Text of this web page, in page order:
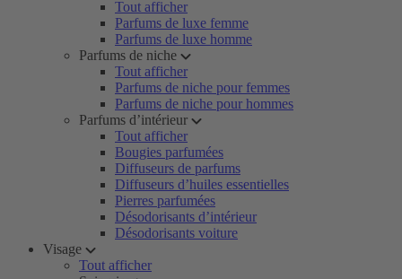
Tout afficher
Parfums de luxe femme
Parfums de luxe homme
Parfums de niche
Tout afficher
Parfums de niche pour femmes
Parfums de niche pour hommes
Parfums d’intérieur
Tout afficher
Bougies parfumées
Diffuseurs de parfums
Diffuseurs d’huiles essentielles
Pierres parfumées
Désodorisants d’intérieur
Désodorisants voiture
Visage
Tout afficher